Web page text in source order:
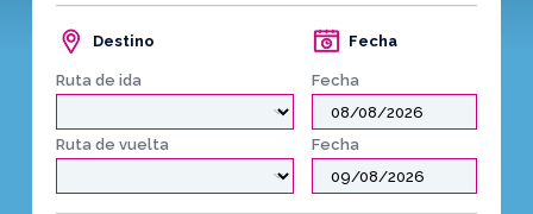
Destino
Ruta de ida
Fecha
Fecha
Ruta de vuelta Fecha